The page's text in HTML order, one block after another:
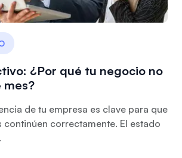
¿Por qué tu negocio no
mes?
de tu empresa es clave para que
continúen correctamente. El estado